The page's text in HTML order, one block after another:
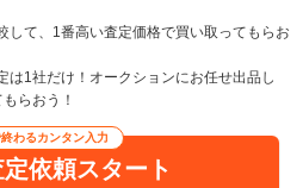
して、1番高い査定価格で買い取ってもらお
は1社だけ！オークションにお任せ出品し
らおう！
わるカンタン入力
依頼スタート